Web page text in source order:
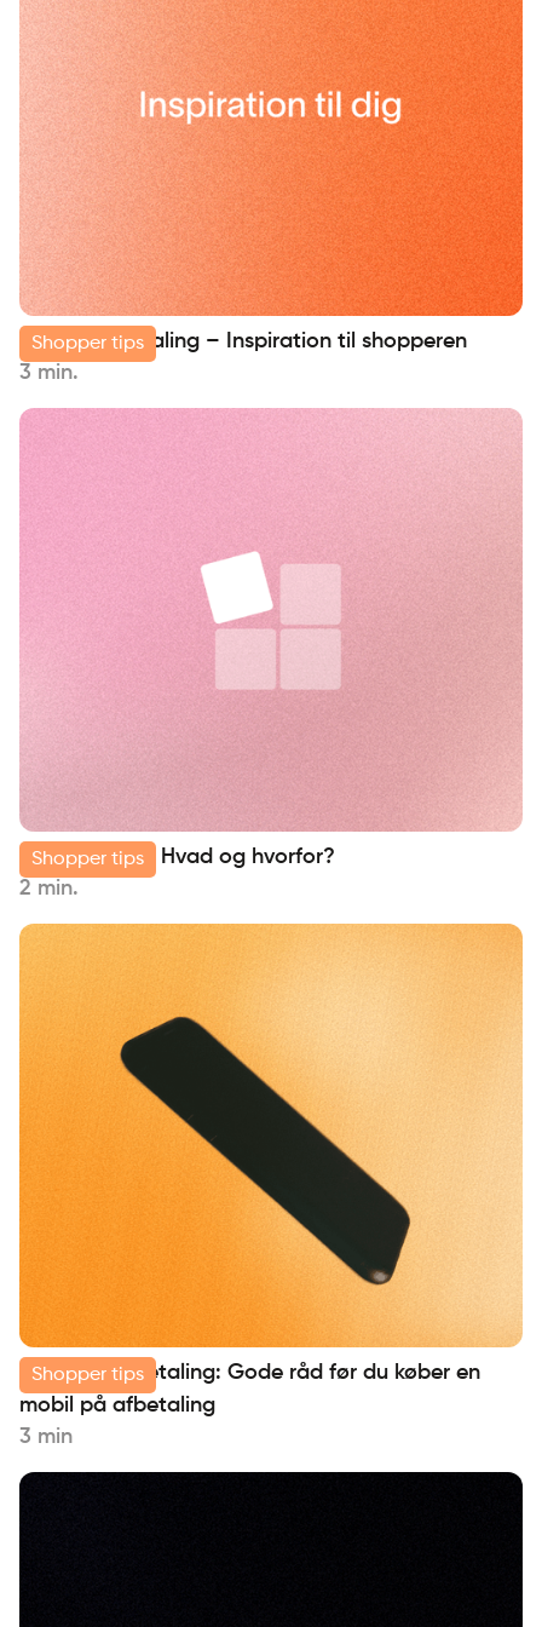
Shopper tips
Køb på afbetaling – Inspiration til shopperen
3 min.
Shopper tips
Delbetaling – Hvad og hvorfor?
2 min.
Shopper tips
Mobil på afbetaling: Gode råd før du køber en
mobil på afbetaling
3 min